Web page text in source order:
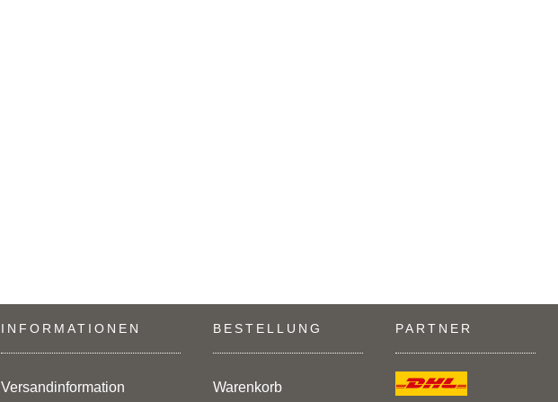
INFORMATIONEN
Versandinformation
BESTELLUNG
Warenkorb
PARTNER